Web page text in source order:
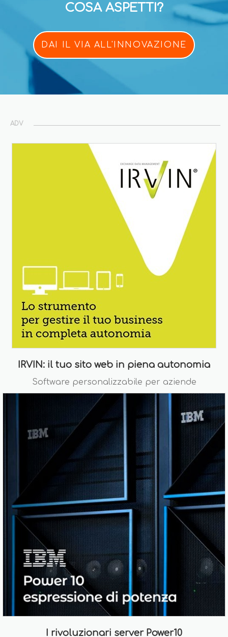
COSA ASPETTI?
DAI IL VIA ALL'INNOVAZIONE
ADV
IRVIN: il tuo sito web in piena autonomia
Software personalizzabile per aziende
I rivoluzionari server Power10